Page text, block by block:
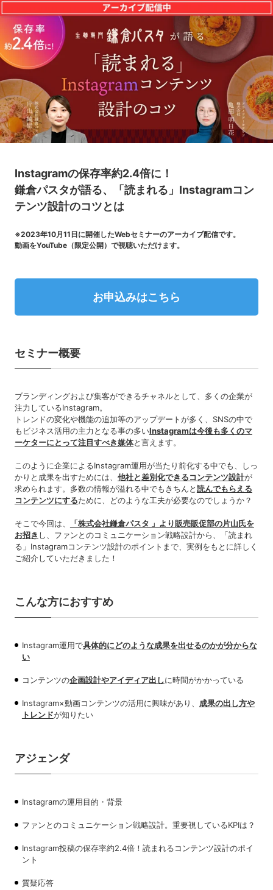
Instagramの保存率約2.4倍に！
鎌倉パスタが語る、「読まれる」Instagramコン
テンツ設計のコツとは
※2023年10月11日に開催したWebセミナーのアーカイブ配信です。
動画をYouTube（限定公開）で視聴いただけます。
お申込みはこちら
セミナー概要
ブランディングおよび集客ができるチャネルとして、多くの企業が
注力しているInstagram。
トレンドの変化や機能の追加等のアップデートが多く、SNSの中で
もビジネス活用の主力となる事の多いInstagramは今後も多くのマ
ーケターにとって注目すべき媒体と言えます。
このように企業によるInstagram運用が当たり前化する中でも、しっ
かりと成果を出すためには、 他社と差別化できるコンテンツ設計が
求められます。多数の情報が溢れる中でもきちんと読んでもらえる
コンテンツにするために、どのような工夫が必要なのでしょうか？
そこで今回は、
「株式会社鎌倉パスタ 」より販売販促部の片山氏を
お招き し、ファンとのコミュニケーション戦略設計から、「読まれ
る」Instagramコンテンツ設計のポイントまで、実例をもとに詳しく
ご紹介していただきました！
こんな方におすすめ
Instagram運用で具体的にどのような成果を出せるのかが分からな
い
コンテンツの企画設計やアイディア出しに時間がかかっている
Instagram×動画コンテンツの活用に興味があり、 成果の出し方や
トレンドが知りたい
アジェンダ
Instagramの運用目的・背景
ファンとのコミュニケーション戦略設計。重要視しているKPIは？
Instagram投稿の保存率約2.4倍！読まれるコンテンツ設計のポイ
ント
質疑応答